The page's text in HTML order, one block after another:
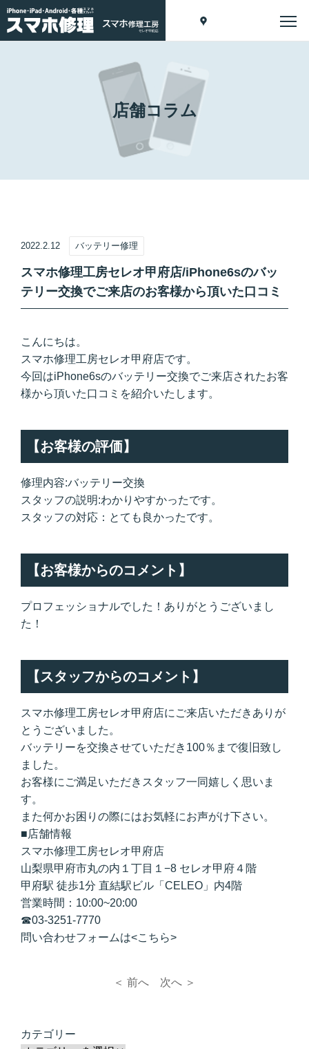
店舗コラム
2022.2.12 バッテリー修理
スマホ修理工房セレオ甲府店/iPhone6sのバッ
テリー交換でご来店のお客様から頂いた口コミ
こんにちは。
スマホ修理工房セレオ甲府店です。
今回はiPhone6sのバッテリー交換でご来店されたお客
様から頂いた口コミを紹介いたします。
【お客様の評価】
修理内容:バッテリー交換
スタッフの説明:わかりやすかったです。
スタッフの対応：とても良かったです。
【お客様からのコメント】
プロフェッショナルでした！ありがとうございまし
た！
【スタッフからのコメント】
スマホ修理工房セレオ甲府店にご来店いただきありが
とうございました。
バッテリーを交換させていただき100％まで復旧致し
ました。
お客様にご満足いただきスタッフ一同嬉しく思いま
す。
また何かお困りの際にはお気軽にお声がけ下さい。
■店舗情報
スマホ修理工房セレオ甲府店
山梨県甲府市丸の内１丁目１−8 セレオ甲府４階
甲府駅 徒歩1分 直結駅ビル「CELEO」内4階
営業時間：10:00~20:00
☎03-3251-7770
問い合わせフォームは<こちら>
＜ 前へ 次へ ＞
カテゴリー